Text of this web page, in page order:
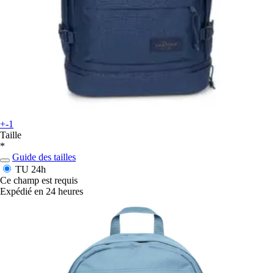
+-1
Taille
*
Guide des tailles
TU 24h
Ce champ est requis
Expédié en 24 heures